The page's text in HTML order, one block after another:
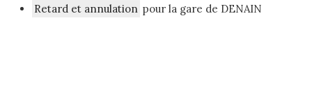
Retard et annulation pour la gare de DENAIN